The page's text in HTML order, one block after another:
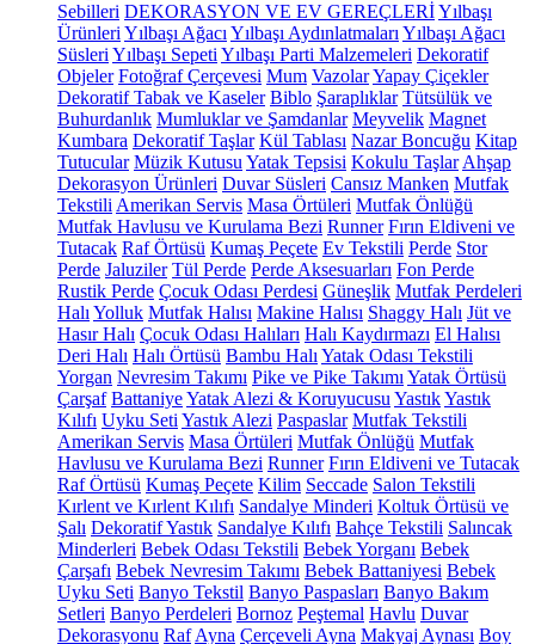
Sebilleri DEKORASYON VE EV GEREÇLERİYılbaşı
Ürünleri Yılbaşı Ağacı Yılbaşı Aydınlatmaları Yılbaşı Ağacı
Süsleri Yılbaşı Sepeti Yılbaşı Parti Malzemeleri Dekoratif
Objeler Fotoğraf Çerçevesi Mum VazolarYapay Çiçekler
Dekoratif Tabak ve Kaseler Biblo Şaraplıklar Tütsülük ve
Buhurdanlık Mumluklar ve Şamdanlar Meyvelik Magnet
Kumbara Dekoratif Taşlar Kül Tablası Nazar Boncuğu Kitap
Tutucular Müzik Kutusu Yatak Tepsisi Kokulu Taşlar Ahşap
Dekorasyon Ürünleri Duvar Süsleri Cansız Manken Mutfak
Tekstili Amerikan Servis Masa Örtüleri Mutfak Önlüğü
Mutfak Havlusu ve Kurulama Bezi Runner Fırın Eldiveni ve
Tutacak Raf Örtüsü Kumaş Peçete Ev Tekstili Perde Stor
Perde Jaluziler Tül Perde Perde Aksesuarları Fon Perde
Rustik Perde Çocuk Odası Perdesi Güneşlik Mutfak Perdeleri
Halı Yolluk Mutfak Halısı Makine Halısı Shaggy Halı Jüt ve
Hasır Halı Çocuk Odası Halıları Halı Kaydırmazı El Halısı
Deri Halı Halı Örtüsü Bambu Halı Yatak Odası Tekstili
Yorgan Nevresim Takımı Pike ve Pike Takımı Yatak Örtüsü
Çarşaf BattaniyeYatak Alezi & Koruyucusu YastıkYastık
Kılıfı Uyku Seti Yastık Alezi Paspaslar Mutfak Tekstili
Amerikan Servis Masa Örtüleri Mutfak Önlüğü Mutfak
Havlusu ve Kurulama Bezi Runner Fırın Eldiveni ve Tutacak
Raf Örtüsü Kumaş Peçete Kilim Seccade Salon Tekstili
Kırlent ve Kırlent Kılıfı Sandalye Minderi Koltuk Örtüsü ve
Şalı Dekoratif Yastık Sandalye Kılıfı Bahçe Tekstili Salıncak
Minderleri Bebek Odası Tekstili Bebek Yorganı Bebek
Çarşafı Bebek Nevresim Takımı Bebek Battaniyesi Bebek
Uyku Seti Banyo Tekstil Banyo Paspasları Banyo Bakım
Setleri Banyo Perdeleri Bornoz Peştemal Havlu Duvar
Dekorasyonu Raf Ayna Çerçeveli Ayna Makyaj Aynası Boy